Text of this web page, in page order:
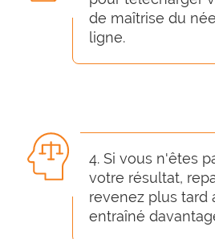
de maîtrise du
ligne.
4. Si vous n'êtes
votre résultat,
revenez plus tard
entraîné